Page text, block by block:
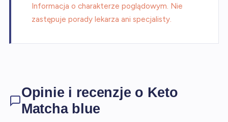
Informacja o charakterze poglądowym. Nie
zastępuje porady lekarza ani specjalisty.
Opinie i recenzje o Keto
Matcha blue